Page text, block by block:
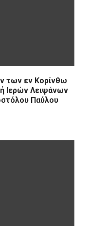
των εν Κορίνθω
Ιερών Λειψάνων
Παύλου